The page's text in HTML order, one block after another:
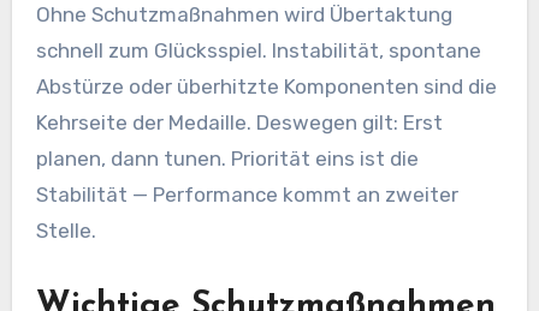
Ohne Schutzmaßnahmen wird Übertaktung
schnell zum Glücksspiel. Instabilität, spontane
Abstürze oder überhitzte Komponenten sind die
Kehrseite der Medaille. Deswegen gilt: Erst
planen, dann tunen. Priorität eins ist die
Stabilität — Performance kommt an zweiter
Stelle.